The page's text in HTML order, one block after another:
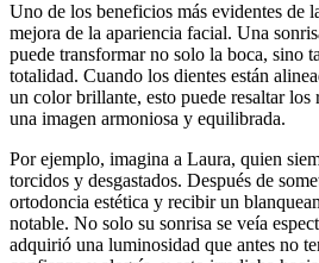
Uno de los beneficios más evidentes de
mejora de la apariencia facial. Una
puede transformar no solo la boca, sino
totalidad. Cuando los dientes están
un color brillante, esto puede resaltar los
una imagen armoniosa y equilibrada.
Por ejemplo, imagina a Laura, quien
torcidos y desgastados. Después de
ortodoncia estética y recibir un
notable. No solo su sonrisa se veía
adquirió una luminosidad que antes no